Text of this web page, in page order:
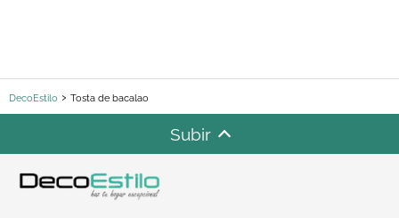
DecoEstilo Tosta de bacalao
Subir